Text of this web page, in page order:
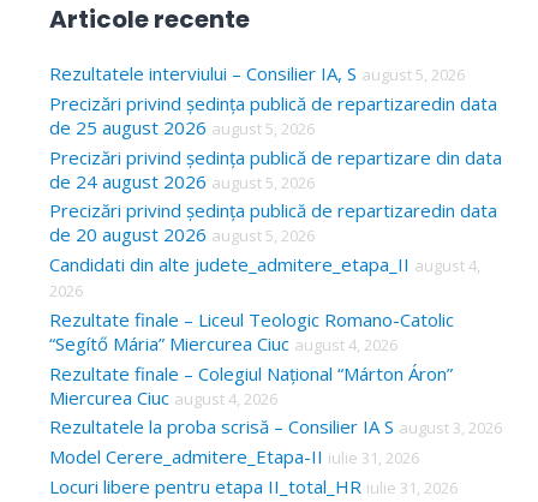
c
h
f
o
r
:
Articole recente
Rezultatele interviului – Consilier IA, S august 5, 2026
Precizări privind ședința publică de repartizaredin data
de 25 august 2026 august 5, 2026
Precizări privind ședința publică de repartizare din data
de 24 august 2026 august 5, 2026
Precizări privind ședința publică de repartizaredin data
de 20 august 2026 august 5, 2026
Candidati din alte judete_admitere_etapa_II august 4,
2026
Rezultate finale – Liceul Teologic Romano-Catolic
“Segítő Mária” Miercurea Ciuc august 4, 2026
Rezultate finale – Colegiul Național “Márton Áron”
Miercurea Ciuc august 4, 2026
Rezultatele la proba scrisă – Consilier IA S august 3, 2026
Model Cerere_admitere_Etapa-II iulie 31, 2026
Locuri libere pentru etapa II_total_HR iulie 31, 2026